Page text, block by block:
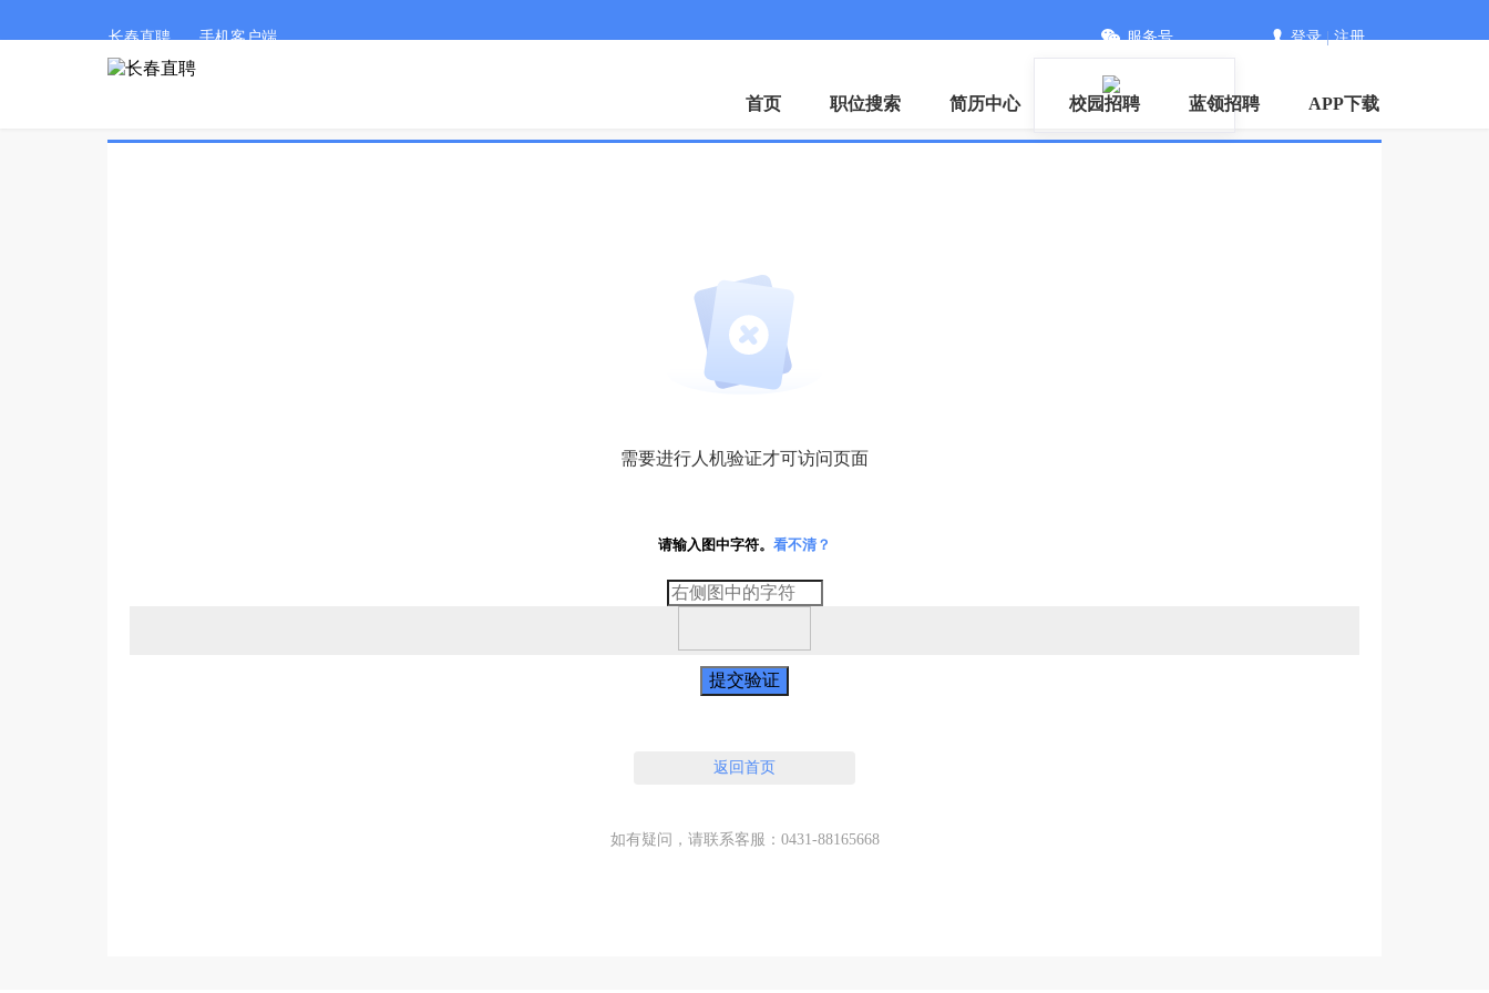
长春直聘 手机客户端 服务号 登录|注册
首页 职位搜索 简历中心 校园招聘 蓝领招聘 APP下载
需要进行人机验证才可访问页面
请输入图中字符。 看不清？
提交验证
返回首页
如有疑问，请联系客服：0431-88165668